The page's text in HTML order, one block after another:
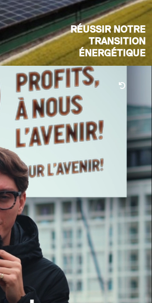
RÉUSSIR NOTRE
TRANSITION
ÉNERGÉTIQUE
Notre section est déterminée pour
accélérer la transition énergétique,
pour assumer notre rôle d’informer
de la situation actuelle, à la fois dans
sa gravité et dans l’existence des...